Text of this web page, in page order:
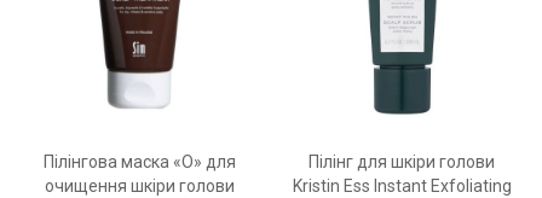
Пілінгова маска «О» для
очищення шкіри голови
Пілінг для шкіри голови
Kristin Ess Instant Exfoliating